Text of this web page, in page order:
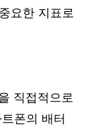
요한 지표로
직접적으로
폰의 배터